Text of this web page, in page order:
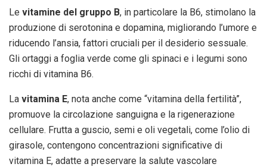
Le vitamine del gruppo B, in particolare la B6, stimolano la
produzione di serotonina e dopamina, migliorando l’umore e
riducendo l’ansia, fattori cruciali per il desiderio sessuale.
Gli ortaggi a foglia verde come gli spinaci e i legumi sono
ricchi di vitamina B6.
La vitamina E, nota anche come “vitamina della fertilità”,
promuove la circolazione sanguigna e la rigenerazione
cellulare. Frutta a guscio, semi e oli vegetali, come l’olio di
girasole, contengono concentrazioni significative di
vitamina E, adatte a preservare la salute vascolare